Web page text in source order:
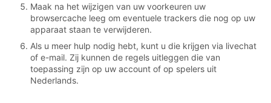
Maak na het wijzigen van uw voorkeuren uw
browsercache leeg om eventuele trackers die nog op uw
apparaat staan te verwijderen.
Als u meer hulp nodig hebt, kunt u die krijgen via livechat
of e-mail. Zij kunnen de regels uitleggen die van
toepassing zijn op uw account of op spelers uit
Nederlands.